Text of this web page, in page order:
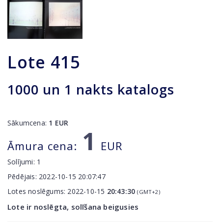
Lote 415
1000 un 1 nakts katalogs
Sākumcena: 1 EUR
Āmura cena: 1 EUR
Solījumi: 1
Pēdējais: 2022-10-15 20:07:47
Lotes noslēgums: 2022-10-15 20:43:30 (GMT+2)
Lote ir noslēgta, solīšana beigusies